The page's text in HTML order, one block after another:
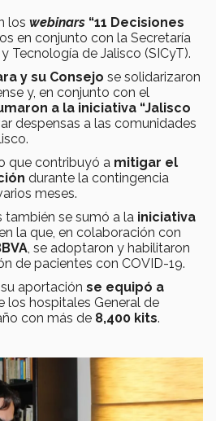
los webinars “11 Decisiones
en conjunto con la Secretaría
Tecnología de Jalisco (SICyT).
y su Consejo se solidarizaron
y, en conjunto con el
a la iniciativa “Jalisco
despensas a las comunidades
que contribuyó a mitigar el
durante la contingencia
meses.
también se sumó a la iniciativa
la que, en colaboración con
, se adoptaron y habilitaron
de pacientes con COVID-19.
aportación se equipó a
los hospitales General de
con más de 8,400 kits.